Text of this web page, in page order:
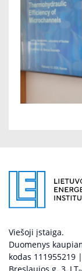
Viešoji įstaiga.
Duomenys
kodas 111955219
Breslaujos g. 3,